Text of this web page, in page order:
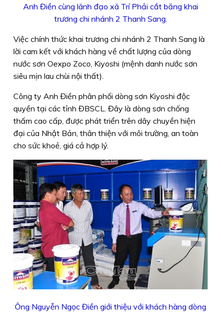
Anh Điền cùng lãnh đạo xã Trí Phải cắt băng khai
trương chi nhánh 2 Thanh Sang.
Việc chính thức khai trương chi nhánh 2 Thanh Sang là
lời cam kết với khách hàng về chất lượng của dòng
nước sơn Oexpo Zoco, Kiyoshi (mệnh danh nước sơn
siêu mịn lau chùi nội thất).
Công ty Anh Điền phân phối dòng sơn Kiyoshi độc
quyền tại các tỉnh ĐBSCL. Đây là dòng sơn chống
thấm cao cấp, được phát triển trên dây chuyền hiện
đại của Nhật Bản, thân thiện với môi trường, an toàn
cho sức khoẻ, giá cả hợp lý.
Ông Nguyễn Ngọc Điền giới thiệu với khách hàng dòng